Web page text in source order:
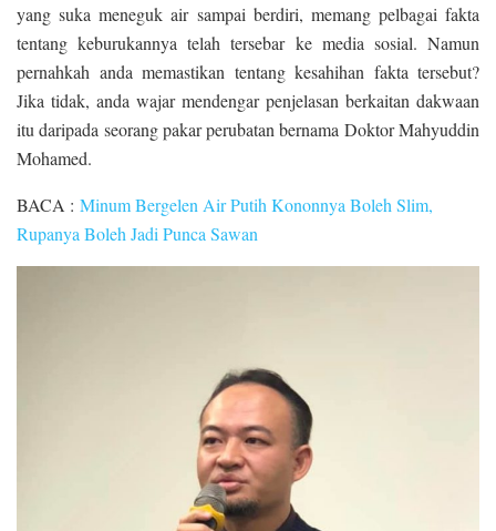
yang suka meneguk air sampai berdiri, memang pelbagai fakta
tentang keburukannya telah tersebar ke media sosial. Namun
pernahkah anda memastikan tentang kesahihan fakta tersebut?
Jika tidak, anda wajar mendengar penjelasan berkaitan dakwaan
itu daripada seorang pakar perubatan bernama Doktor Mahyuddin
Mohamed.
BACA : Minum Bergelen Air Putih Kononnya Boleh Slim,
Rupanya Boleh Jadi Punca Sawan